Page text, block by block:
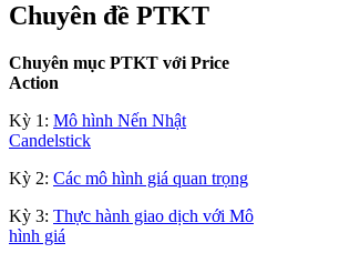
Chuyên đề PTKT
Chuyên mục PTKT với Price
Action
Kỳ 1: Mô hình Nến Nhật
Candelstick
Kỳ 2: Các mô hình giá quan trọng
Kỳ 3: Thực hành giao dịch với Mô
hình giá